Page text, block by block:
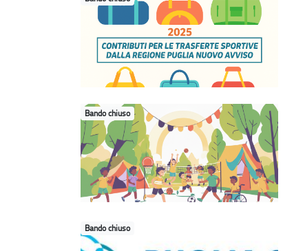
Bando chiuso
Bando chiuso